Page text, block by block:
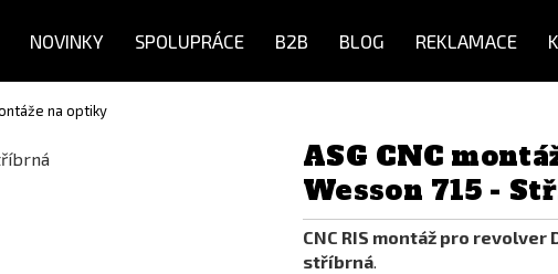
NOVINKY SPOLUPRÁCE B2B BLOG REKLAMACE
na optiky
ASG CNC
Wesson 715 -
CNC RIS montáž pro revolver
stříbrná.